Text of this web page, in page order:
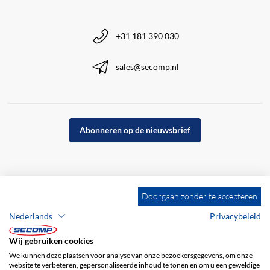
+31 181 390 030
sales@secomp.nl
Abonneren op de nieuwsbrief
Doorgaan zonder te accepteren
Nederlands
Privacybeleid
Wij gebruiken cookies
We kunnen deze plaatsen voor analyse van onze bezoekersgegevens, om onze
website te verbeteren, gepersonaliseerde inhoud te tonen en om u een geweldige